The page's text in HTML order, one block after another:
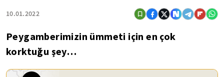
10.01.2022
Peygamberimizin ümmeti için en çok
korktuğu şey…